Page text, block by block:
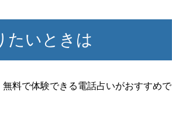
たいときは
料で体験できる電話占いがおすすめで